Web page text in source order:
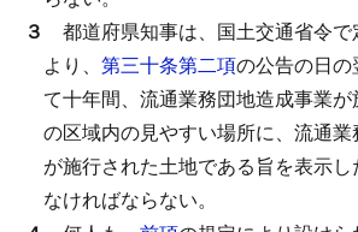
３ 都道府県知事は、国土交通省令
より、 第三十条第二項の公告の日
て十年間、流通業務団地造成事業
の区域内の見やすい場所に、流通
が施行された土地である旨を表示
なければならない。